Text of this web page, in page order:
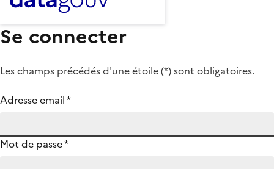
Se connecter
Les champs précédés d'une étoile (*) sont obligatoires.
Adresse email*
Mot de passe*